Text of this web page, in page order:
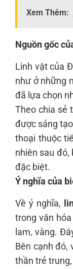
Xem Thêm:
Nguồn gốc
Linh vật của
như ở những
đã lựa chọn
Theo chia sẻ
được sáng
thoại thuộc
nhiên sau đó,
đặc biệt.
Ý nghĩa của
Về ý nghĩa,
trong văn
lam, vàng.
Bên cạnh đó,
thần trẻ